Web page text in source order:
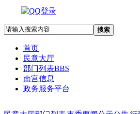
搜索
首页
民意大厅
部门列表BBS
南宫信息
政务服务平台